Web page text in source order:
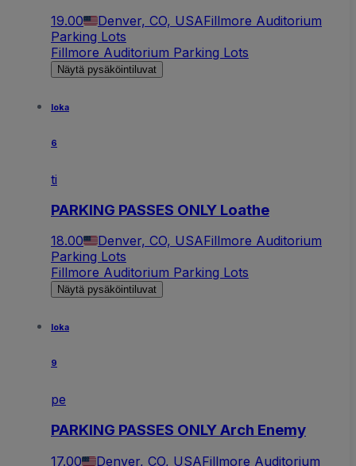
19.00 Denver, CO, USAFillmore Auditorium
Parking Lots
Fillmore Auditorium Parking Lots
Näytä pysäköintiluvat
loka
6
ti
PARKING PASSES ONLY Loathe
18.00 Denver, CO, USAFillmore Auditorium
Parking Lots
Fillmore Auditorium Parking Lots
Näytä pysäköintiluvat
loka
9
pe
PARKING PASSES ONLY Arch Enemy
17.00 Denver, CO, USAFillmore Auditorium